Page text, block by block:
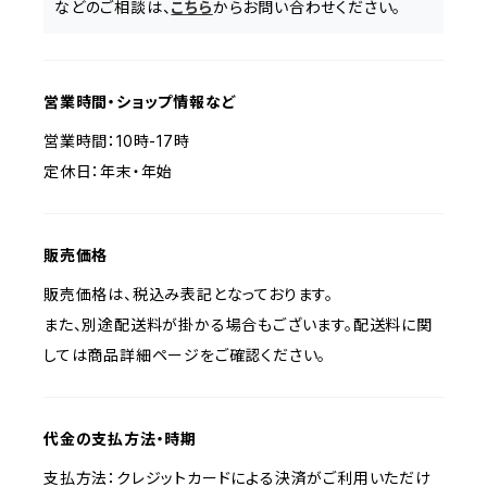
などのご相談は、 こちらからお問い合わせください。
営業時間・ショップ情報など
営業時間：10時-17時
定休日：年末・年始
販売価格
販売価格は、税込み表記となっております。
また、別途配送料が掛かる場合もございます。配送料に関
しては商品詳細ページをご確認ください。
代金の支払方法・時期
支払方法：クレジットカードによる決済がご利用いただけ